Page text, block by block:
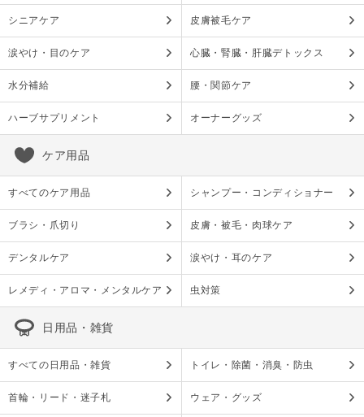
シニアケア 皮膚被毛ケア
涙やけ・目のケア 心臓・腎臓・肝臓デトックス
水分補給 腰・関節ケア
ハーブサプリメント オーナーグッズ
ケア用品
すべてのケア用品 シャンプー・コンディショナー
ブラシ・爪切り 皮膚・被毛・肉球ケア
デンタルケア 涙やけ・耳のケア
レメディ・アロマ・メンタルケア 虫対策
日用品・雑貨
すべての日用品・雑貨 トイレ・除菌・消臭・防虫
首輪・リード・迷子札 ウェア・グッズ